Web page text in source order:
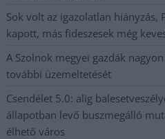
Sok volt az igazolatlan hiányzás,
kapott, más fideszesek még
A Szolnok megyei gazdák nagyon
további üzemeltetését
Csendélet 5.0: alig
állapotban levő buszmegálló
élhető város